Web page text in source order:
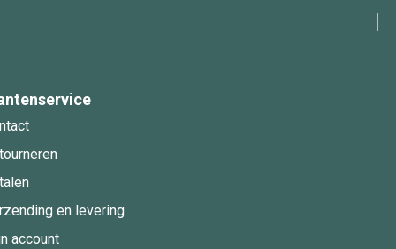
en levering
account